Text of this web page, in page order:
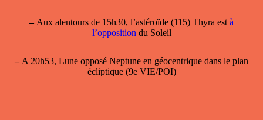
–Aux alentours de 15h30, l’astéroïde (115) Thyra està
l’oppositiondu Soleil
–A 20h53, Lune opposé Neptune en géocentrique dans le plan
écliptique (9e VIE/POI)